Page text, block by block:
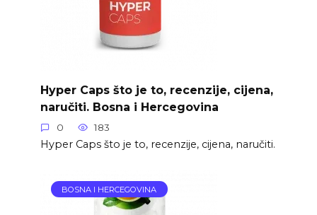
Hyper Caps što je to, recenzije, cijena,
naručiti. Bosna i Hercegovina
0 183
Hyper Caps što je to, recenzije, cijena, naručiti.
BOSNA I HERCEGOVINA